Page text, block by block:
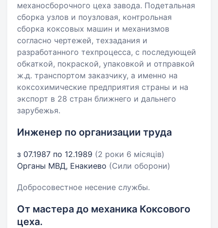
механосборочного цеха завода. Подетальная
сборка узлов и поузловая, контрольная
сборка коксовых машин и механизмов
согласно чертежей, техзадания и
разработанного техпроцесса, с последующей
обкаткой, покраской, упаковкой и отправкой
ж.д. транспортом заказчику, а именно на
коксохимические предприятия страны и на
экспорт в 28 стран ближнего и дальнего
зарубежья.
Инженер по организации труда
з 07.1987 по 12.1989 (2 роки 6 місяців)
Органы МВД, Енакиево (Сили оборони)
Добросовестное несение службы.
От мастера до механика Коксового
цеха.